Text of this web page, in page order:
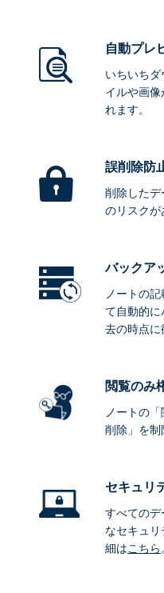
自動プレ
いちいち
イルや画
れます。
誤削除防
削除した
のリスクが
バックア
ノートの
て自動的
去の時点に
閲覧のみ
ノートの
削除」を制
セキュリ
すべての
なセキュ
細はこちら。